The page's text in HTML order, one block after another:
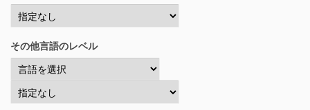
その他言語のレベル